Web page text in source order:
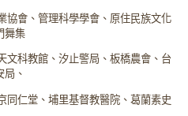
協會、管理科學學會、原住民族文化
舞集
文科教館、汐止警局、板橋農會、台
、
同仁堂、埔里基督教醫院、葛蘭素史